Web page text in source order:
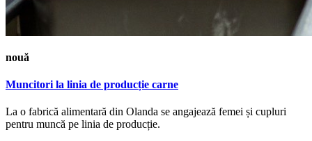
nouă
Muncitori la linia de producție carne
La o fabrică alimentară din Olanda se angajează femei și cupluri
pentru muncă pe linia de producție.